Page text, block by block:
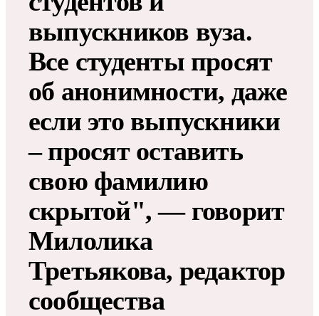
выпускников вуза.
Все студенты просят
об анонимности, даже
если это выпускники
– просят оставить
свою фамилию
скрытой", — говорит
Милолика
Третьякова, редактор
сообщества